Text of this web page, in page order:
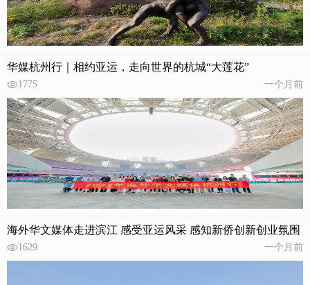
华媒杭州行｜相约亚运，走向世界的杭城“大莲花”
1775 一个月前
海外华文媒体走进滨江 感受亚运风采 感知新侨创新创业氛围
1629 一个月前